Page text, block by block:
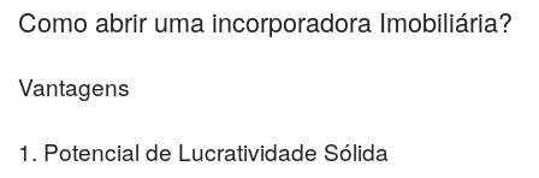
Como abrir uma incorporadora Imobiliária?
Vantagens
1. Potencial de Lucratividade Sólida